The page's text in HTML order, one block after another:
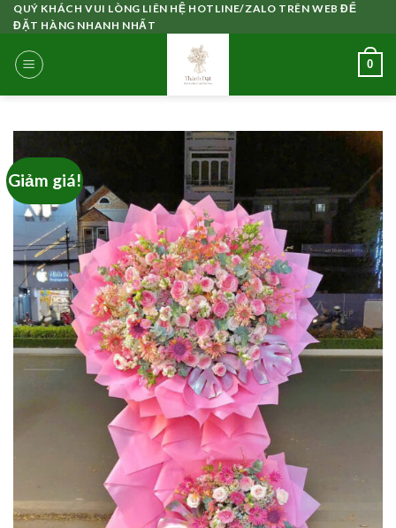
Skip
to
content
QUÝ KHÁCH VUI LÒNG LIÊN HỆ HOTLINE/ZALO TRÊN WEB ĐỂ
ĐẶT HÀNG NHANH NHẤT
0
Giảm giá!